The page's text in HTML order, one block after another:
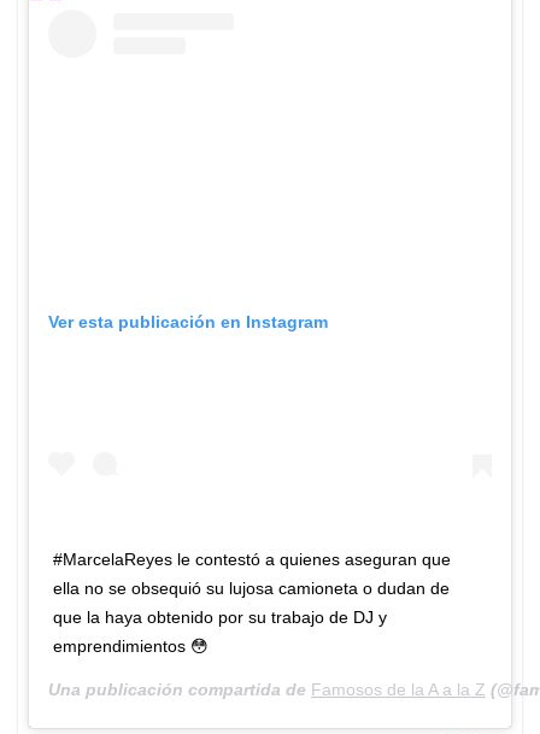
Ver esta publicación en Instagram
#MarcelaReyes le contestó a quienes aseguran que
ella no se obsequió su lujosa camioneta o dudan de
que la haya obtenido por su trabajo de DJ y
emprendimientos 😳
Una publicación compartida de Famosos de la A a la Z